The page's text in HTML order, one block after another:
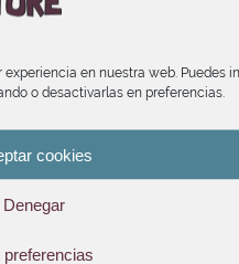
en nuestra web. Puedes
o desactivarlas en preferencias.
cookies
Denegar
preferencias